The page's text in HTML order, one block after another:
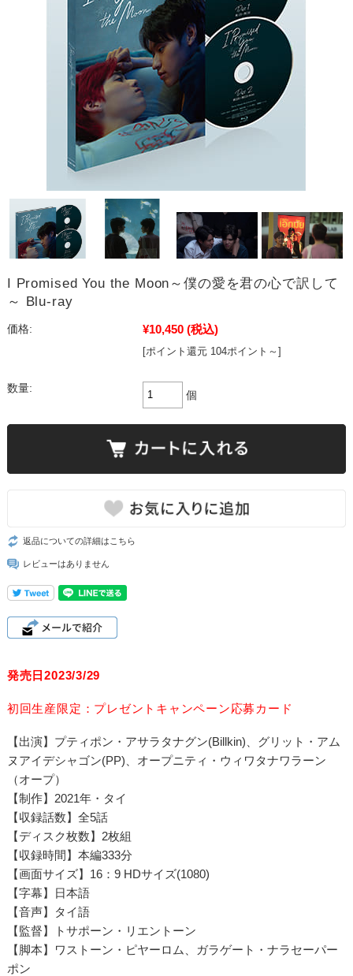
I Promised You the Moon～僕の愛を君の心で訳して
～ Blu-ray
価格: ¥10,450 (税込)
[ポイント還元 104ポイント～]
数量:
個
返品についての詳細はこちら
レビューはありません
発売日2023/3/29
初回生産限定：プレゼントキャンペーン応募カード
【出演】プティポン・アサラタナグン(Billkin)、グリット・アム
ヌアイデシャゴン(PP)、オープニティ・ウィワタナワラーン
（オープ）
【制作】2021年・タイ
【収録話数】全5話
【ディスク枚数】2枚組
【収録時間】本編333分
【画面サイズ】16：9 HDサイズ(1080)
【字幕】日本語
【音声】タイ語
【監督】トサポーン・リエントーン
【脚本】ワストーン・ピヤーロム、ガラゲート・ナラセーパー
ポン